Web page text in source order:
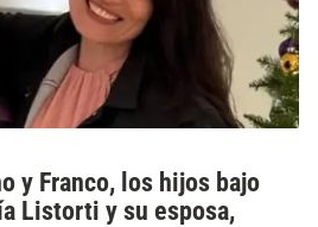
y Franco, los hijos bajo
Listorti y su esposa,